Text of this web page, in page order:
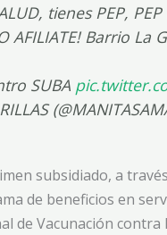
tienes PEP, PEP
AFILIATE! Barrio La
SUBA
subsidiado, a través
de beneficios en
de Vacunación contra